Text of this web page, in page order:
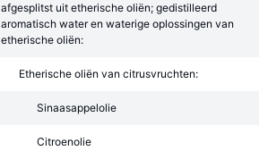
afgesplitst uit etherische oliën; gedistilleerd
aromatisch water en waterige oplossingen van
etherische oliën:
Etherische oliën van citrusvruchten:
Sinaasappelolie
Citroenolie